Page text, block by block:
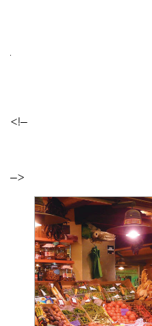
<!–
–>